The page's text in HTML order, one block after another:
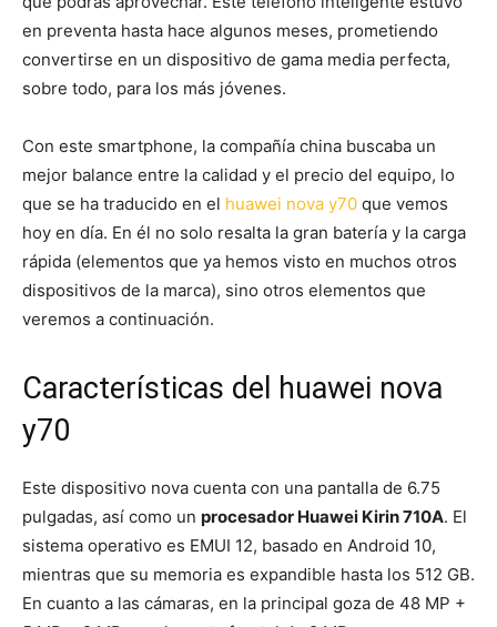
en preventa hasta hace algunos meses, prometiendo
convertirse en un dispositivo de gama media perfecta,
sobre todo, para los más jóvenes.
Con este smartphone, la compañía china buscaba un
mejor balance entre la calidad y el precio del equipo, lo
que se ha traducido en el huawei nova y70 que vemos
hoy en día. En él no solo resalta la gran batería y la carga
rápida (elementos que ya hemos visto en muchos otros
dispositivos de la marca), sino otros elementos que
veremos a continuación.
Características del huawei nova
y70
Este dispositivo nova cuenta con una pantalla de 6.75
pulgadas, así como un procesador Huawei Kirin 710A. El
sistema operativo es EMUI 12, basado en Android 10,
mientras que su memoria es expandible hasta los 512 GB.
En cuanto a las cámaras, en la principal goza de 48 MP +